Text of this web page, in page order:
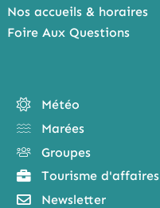
Nos accueils & horaires
Foire Aux Questions
Météo
Marées
Groupes
Tourisme d'affaires
Newsletter